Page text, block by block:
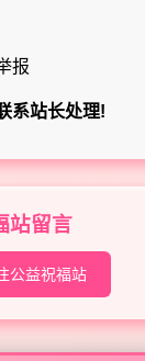
报
系站长处理!
站留言
公益祝福站